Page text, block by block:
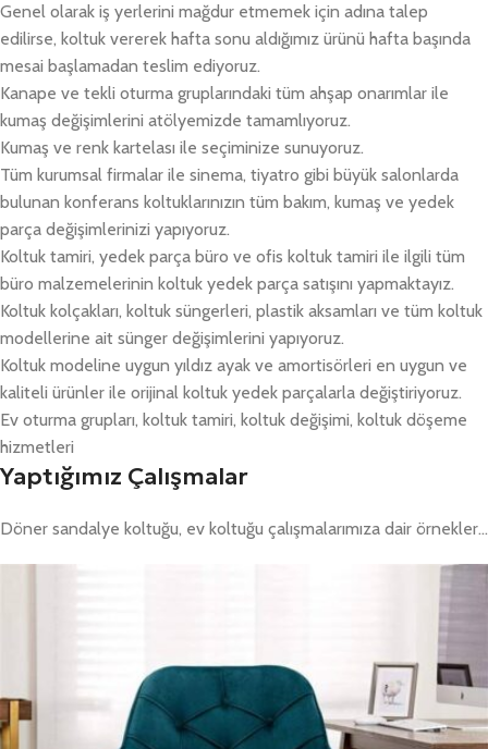
Genel olarak iş yerlerini mağdur etmemek için adına talep
edilirse, koltuk vererek hafta sonu aldığımız ürünü hafta başında
mesai başlamadan teslim ediyoruz.
Kanape ve tekli oturma gruplarındaki tüm ahşap onarımlar ile
kumaş değişimlerini atölyemizde tamamlıyoruz.
Kumaş ve renk kartelası ile seçiminize sunuyoruz.
Tüm kurumsal firmalar ile sinema, tiyatro gibi büyük salonlarda
bulunan konferans koltuklarınızın tüm bakım, kumaş ve yedek
parça değişimlerinizi yapıyoruz.
Koltuk tamiri, yedek parça büro ve ofis koltuk tamiri ile ilgili tüm
büro malzemelerinin koltuk yedek parça satışını yapmaktayız.
Koltuk kolçakları, koltuk süngerleri, plastik aksamları ve tüm koltuk
modellerine ait sünger değişimlerini yapıyoruz.
Koltuk modeline uygun yıldız ayak ve amortisörleri en uygun ve
kaliteli ürünler ile orijinal koltuk yedek parçalarla değiştiriyoruz.
Ev oturma grupları, koltuk tamiri, koltuk değişimi, koltuk döşeme
hizmetleri
Yaptığımız Çalışmalar
Döner sandalye koltuğu, ev koltuğu çalışmalarımıza dair örnekler…